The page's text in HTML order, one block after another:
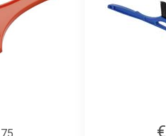
.75